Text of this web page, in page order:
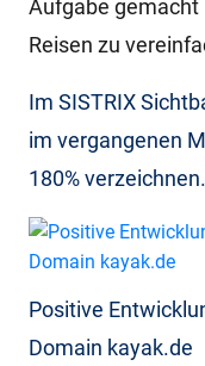
Aufgabe gemacht
Reisen zu
Im SISTRIX
im vergangenen
180% verzeichnen.
Positive
Domain kayak.de